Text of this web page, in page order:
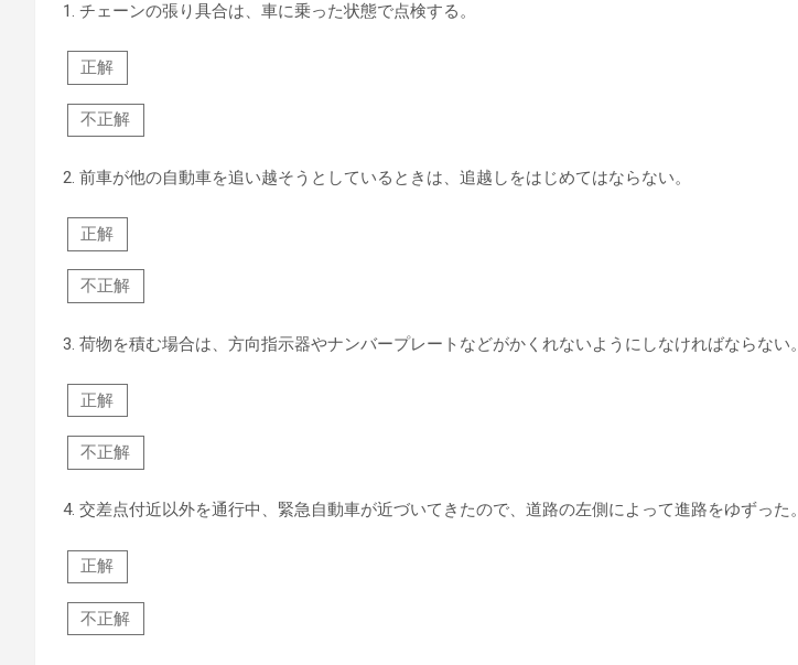
1. チェーンの張り具合は、車に乗った状態で点検する。
正解
不正解
2. 前車が他の自動車を追い越そうとしているときは、追越しをはじめてはならない。
正解
不正解
3. 荷物を積む場合は、方向指示器やナンバープレートなどがかくれないようにしなければならない。
正解
不正解
4. 交差点付近以外を通行中、緊急自動車が近づいてきたので、道路の左側によって進路をゆずった。
正解
不正解